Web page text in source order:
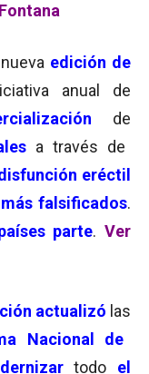
edición de
anual de
de
a través de
eréctil
más falsificados.
parte.Ver
actualizó las
Nacional de
todo el